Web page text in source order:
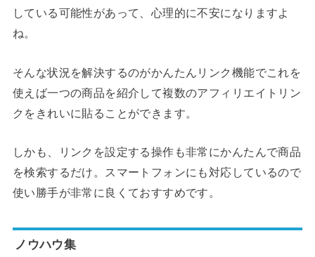
している可能性があって、心理的に不安になりますよ
ね。
そんな状況を解決するのがかんたんリンク機能でこれを
使えば一つの商品を紹介して複数のアフィリエイトリン
クをきれいに貼ることができます。
しかも、リンクを設定する操作も非常にかんたんで商品
を検索するだけ。スマートフォンにも対応しているので
使い勝手が非常に良くておすすめです。
ノウハウ集